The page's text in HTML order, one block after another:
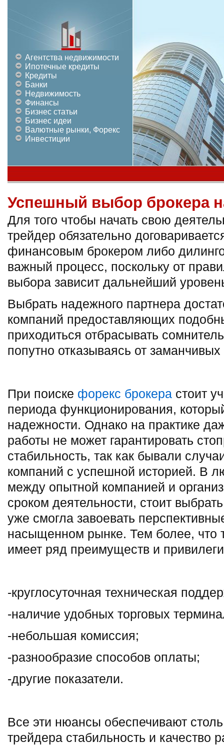
Агентства недвижимости
Ипотечные кредиты
Кредиты
Банки
Недвижимость
Финансы
Бизнес статьи
Бизнес идеи
Валютные рынки, Форекс
Инвестиции
Успешный выбор брокера
Для того чтобы начать свою
трейдер обязательно
финансовым брокером либо
важный процесс, поскольку от
выбора зависит дальнейший
Выбрать надежного партнера
компаний предоставляющих
приходиться отбрасывать
попутно отказываясь от
При поиске форекс брокера стоит
периода функционирования,
надежности. Однако на практике
работы не может гарантировать
стабильность, так как бывали
компаний с успешной историей. В
между опытной компанией и
сроком деятельности, стоит
уже смогла завоевать
насыщенном рынке. Тем более, что
имеет ряд преимуществ и
-круглосуточная техническая
-наличие удобных торговых
-небольшая комиссия;
-разнообразие способов оплаты;
-другие показатели.
Все эти нюансы обеспечивают
трейдера стабильность и качество